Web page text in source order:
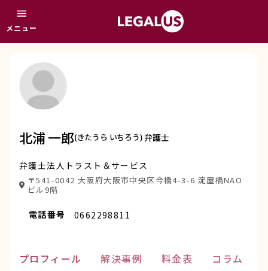
menu
メニュー
北浦 一郎(きたうら いちろう)弁護士
弁護士法人トラスト＆サービス
〒541-0042 大阪府大阪市中央区今橋4-3-6 淀屋橋NAO
ビル9階
電話番号 0662298811
プロフィール 解決事例 料金表 コラム